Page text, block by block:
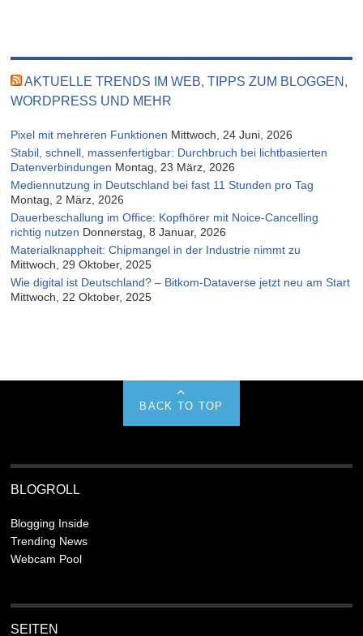
AKTUELLE TRENDS IM WEB, TIPPS ZUM BLOGGEN,
WORDPRESS UND MEHR
Pixel mit mehreren Funktionen Mittwoch, 24 Juni, 2026
Stabil, schnell, massenfertigbar: Durchbruch bei lichtbasierten
Datenverbindungen Montag, 23 März, 2026
Mediennutzung in Deutschland bei fast 11 Stunden pro Tag
Montag, 2 März, 2026
Dauerbeschallung im Office: Kopfhörer mit Noice-Cancelling
richtig nutzen Donnerstag, 8 Januar, 2026
Materialknappheit: Chipmangel in der Industrie nimmt zu
Mittwoch, 29 Oktober, 2025
Wie digital ist Deutschland? – Bitkom-Dataverse jetzt neu am Start
Mittwoch, 22 Oktober, 2025
BACK TO TOP
BLOGROLL
Blogging Inside
Trending News
Webcam Pool
SEITEN